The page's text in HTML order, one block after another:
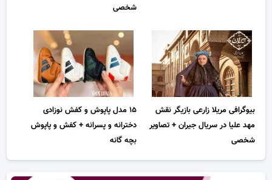
شخصی
بیوگرافی مریلا زارعی بازیگر نقش
مهد علیا در سریال جیران + تصاویر
شخصی
۱۵ مدل پاپوش و کفش نوزادی
دخترانه و پسرانه + کفش و پاپوش
بچه گانه